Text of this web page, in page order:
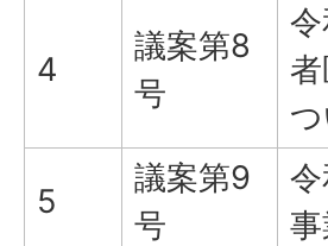
4
議案第8
号
5
議案第9
号